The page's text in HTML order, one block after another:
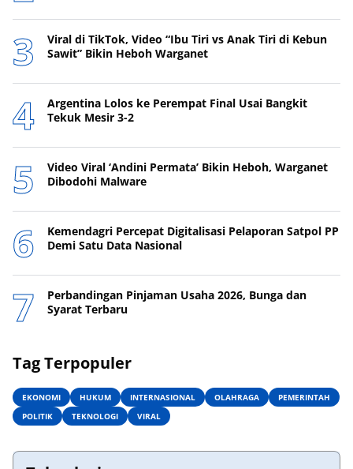
Viral di TikTok, Video “Ibu Tiri vs Anak Tiri di Kebun
Sawit” Bikin Heboh Warganet
Argentina Lolos ke Perempat Final Usai Bangkit
Tekuk Mesir 3-2
Video Viral ‘Andini Permata’ Bikin Heboh, Warganet
Dibodohi Malware
Kemendagri Percepat Digitalisasi Pelaporan Satpol PP
Demi Satu Data Nasional
Perbandingan Pinjaman Usaha 2026, Bunga dan
Syarat Terbaru
Tag Terpopuler
EKONOMI HUKUM INTERNASIONAL OLAHRAGA
PEMERINTAH
POLITIK
TEKNOLOGI VIRAL